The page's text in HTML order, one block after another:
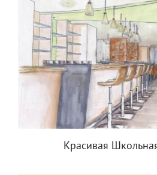
Красивая